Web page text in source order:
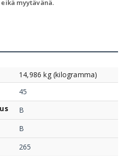
myytävänä.
14,986 kg (kilogramma)
45
B
B
265